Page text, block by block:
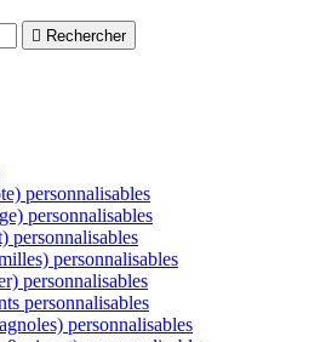
 Rechercher
personnalisables
personnalisables
personnalisables
personnalisables
personnalisables
personnalisables
personnalisables